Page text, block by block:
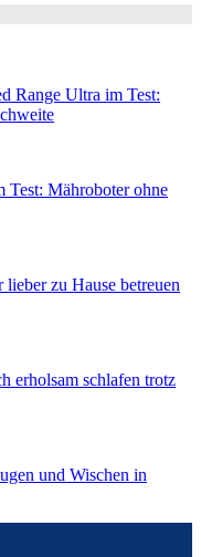
Range Ultra im Test:
Mähroboter ohne
zu Hause betreuen
erholsam schlafen trotz
und Wischen in